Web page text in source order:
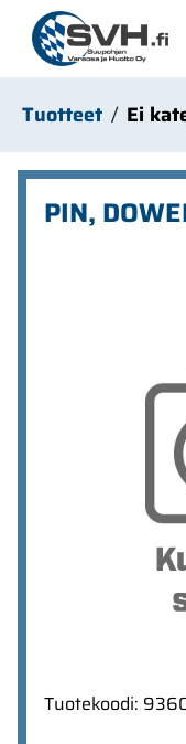
Siirry pääsisältöön
Tuotteet Ei
PIN,
Tuotekoodi: